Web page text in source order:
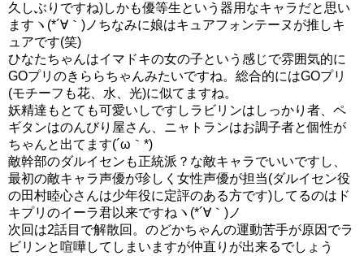
久しぶりですね)しかも優等生という器用なキャラだと思い
ますヽ(*´∀｀)ノちなみに娘はキュアフォンテーヌが推しキ
ュアです(笑)
ひなたちゃんはイマドキの女の子という感じで雰囲気的に
GOプリのきららちゃんみたいですね。総合的にはGOプリ
(モチーフも花、水、光)に似てますね。
妖精達もとても可愛いしですしラビリンはしっかり者、ペ
ギタンはのんびり屋さん、ニャトランはお調子者と個性が
ちゃんと出てます(´ω｀*)
敵幹部のダルイセンも正統派？な敵キャラでいいですし、
最初の敵キャラ声優が珍しく女性声優が担当(ダルイセン役
の田村睦心さんは少年役に定評のある方です)してるのはド
キプリのイーラ君以来ですねヽ(*´∀｀)ノ
次回は2話目で解散回。のどかちゃんの運動苦手が原因でラ
ビリンと喧嘩してしまいますが仲直りが出来るでしょう